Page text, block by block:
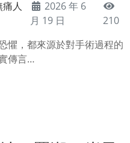
痛人
2026 年 6
月 19 日
210
懼，都來源於對手術過程的
傳言…